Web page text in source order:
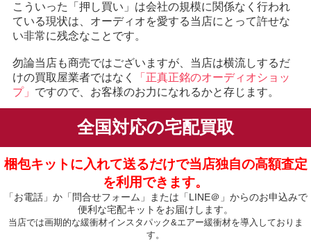
こういった「押し買い」は会社の規模に関係なく行われ
ている現状は、オーディオを愛する当店にとって許せな
い非常に残念なことです。
勿論当店も商売ではございますが、当店は横流しするだ
けの買取屋業者ではなく
「正真正銘のオーディオショッ
プ」 ですので、お客様のお力になれるかと存じます。
全国対応の宅配買取
梱包キットに入れて送るだけで当店独自の高額査定
を利用できます。
「お電話」か「問合せフォーム」または「LINE＠」からのお申込みで
便利な宅配キットをお届けします。
当店では画期的な緩衝材インスタパック&エアー緩衝材を導入しておりま
す。